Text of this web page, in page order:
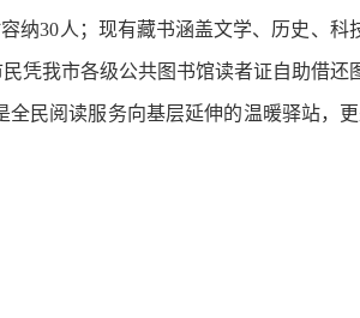
纳30人；现有藏书涵盖文学、历史、科
凭我市各级公共图书馆读者证自助借还
民阅读服务向基层延伸的温暖驿站，